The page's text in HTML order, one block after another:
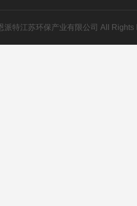
派特江苏环保产业有限公司 All